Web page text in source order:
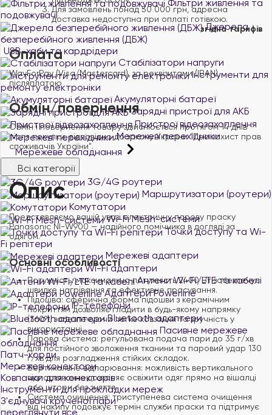
Фільтри живлення та
подовжувачі
Джерела
безперебійного живлення (ДБЖ)
USB-хаби та кардрідери
Стабілізатори напруги
Інструменти для
ремонту електроніки
Акумуляторні батареї
Зарядні пристрої для АКБ
Пристрої відеозахоплення
Мережеві перехідники
Мережеве обладнання
Всі категорії
3G/4G роутери
Маршрутизатори (роутери)
Комутатори
Wi-Fi Mesh-системи
Точки доступу та Wi-
Fi репітери
Мережеві адаптери
Wi-Fi адаптери
Антени Wi-Fi/LTE та кабелі
Адаптери Powerline
IP-телефони
Bluetooth адаптери
Пасивне мережеве
обладнання
Патч-корди
Мережеві конектори
Ковпачки для конекторів
Інструменти для прокладки мереж
З'єднувачі крученої пари
переглянути все
Для замовлень понад 50 000 грн, адресна
доставка недоступна при оплаті готівкою.
згідно тарифів
Оплата
WayForPay (Visa/Mastercard), за реквізитами (IBAN),
післяплатою
Обмін/повернення
Обмін і повернення товару здійснюється протягом 14 днів
після покупки, відповідно до закону України "Про захист прав
споживачів України".
Опис
​Представляємо вашій увазі електричну парову праску
Panasonic NI-W900 — надійного помічника в догляді за
одягом.
Основні особливості
Потужність: максимальна потужність 2400 Вт забезпечує
швидке нагрівання та ефективне прасування. ​
Підошва: сферична форма підошви з керамічним
покриттям дозволяє гладити в будь-якому напрямку
(360º), забезпечуючи легке ковзання та зручність у
використанні. ​
Парова система: регульована подача пари до 35 г/хв
для постійного зволоження тканини та паровий удар 130
г/хв для розгладження стійких складок. ​
Вертикальне відпарювання: можливість вертикального
відпарювання дозволяє освіжити одяг прямо на вішалці
або штори без зняття. ​
Система очищення: триступенева система очищення
від накипу подовжує термін служби праски та підтримує